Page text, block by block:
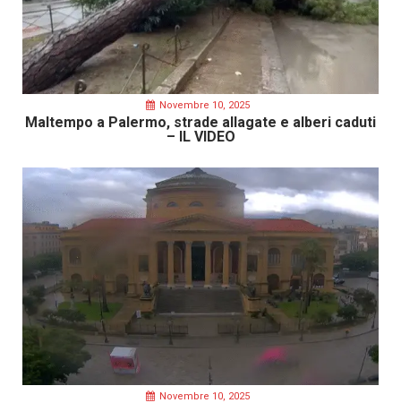
Novembre 10, 2025
Maltempo a Palermo, strade allagate e alberi caduti
– IL VIDEO
Novembre 10, 2025